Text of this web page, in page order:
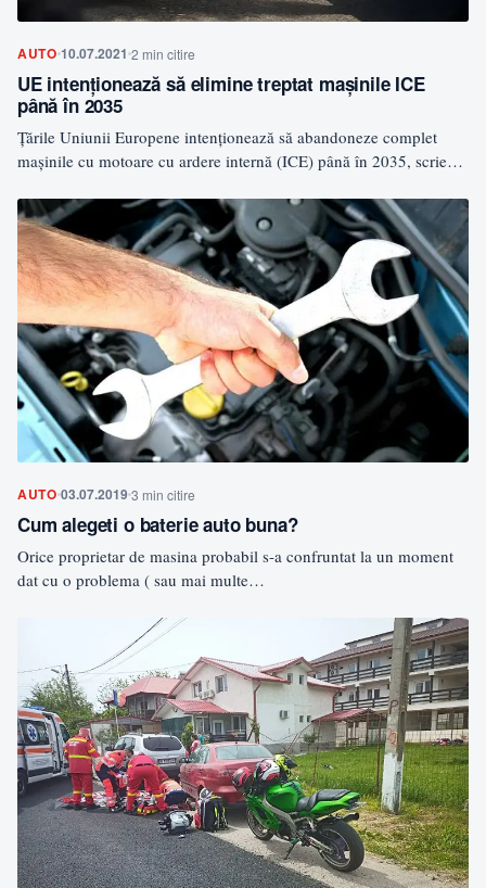
AUTO 10.07.2021 2 min citire
UE intenționează să elimine treptat mașinile ICE
până în 2035
Țările Uniunii Europene intenționează să abandoneze complet
mașinile cu motoare cu ardere internă (ICE) până în 2035, scrie…
AUTO 03.07.2019 3 min citire
Cum alegeti o baterie auto buna?
Orice proprietar de masina probabil s-a confruntat la un moment
dat cu o problema ( sau mai multe…